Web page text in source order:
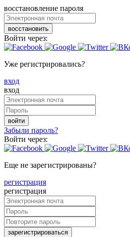
восстановление пароля
восстановить
Войти через:
Уже регистрировались?
вход
вход
войти
Забыли пароль?
Войти через:
Еще не зарегистрированы?
регистрация
регистрация
зарегистрироваться